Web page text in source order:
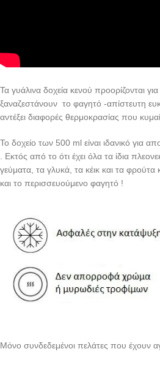
Τα γυάλινα δοχεία κενού προορίζονται
ξαναζεστάνουν το φαγητό -απίστευτη
αντέξει διαφορές θερμοκρασίας που
Το δοχείο των 500 ml είναι ιδανικό για
. Εκτός από το ότι έχει όλα τα ίδια
γεύματα, τα γλυκά, τα κέικ και τα φρούτα
και το περισσευούμενο φαγητό !
Μόνο συνδεδεμένοι πελάτες που έχουν